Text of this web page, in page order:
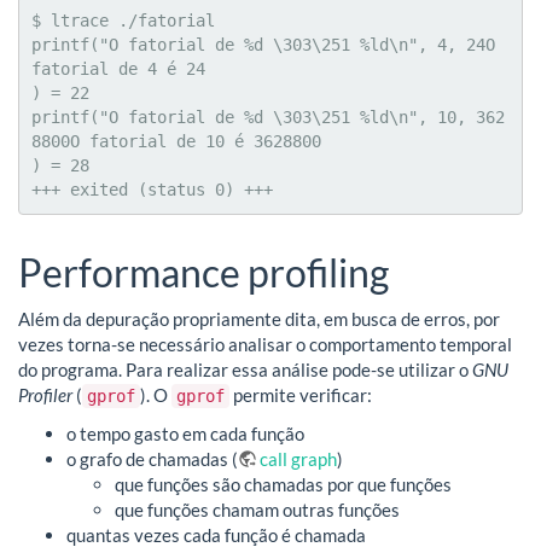
$ ltrace ./fatorial
printf("O fatorial de %d \303\251 %ld\n", 4, 24O
fatorial de 4 é 24
) = 22
printf("O fatorial de %d \303\251 %ld\n", 10, 362
8800O fatorial de 10 é 3628800
) = 28
+++ exited (status 0) +++
Performance profiling
Além da depuração propriamente dita, em busca de erros, por
vezes torna-se necessário analisar o comportamento temporal
do programa. Para realizar essa análise pode-se utilizar oGNU
Profiler( gprof ). O gprof permite verificar:
o tempo gasto em cada função
o grafo de chamadas (
call graph)
que funções são chamadas por que funções
que funções chamam outras funções
quantas vezes cada função é chamada